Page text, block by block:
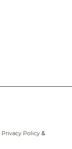
Privacy Policy&